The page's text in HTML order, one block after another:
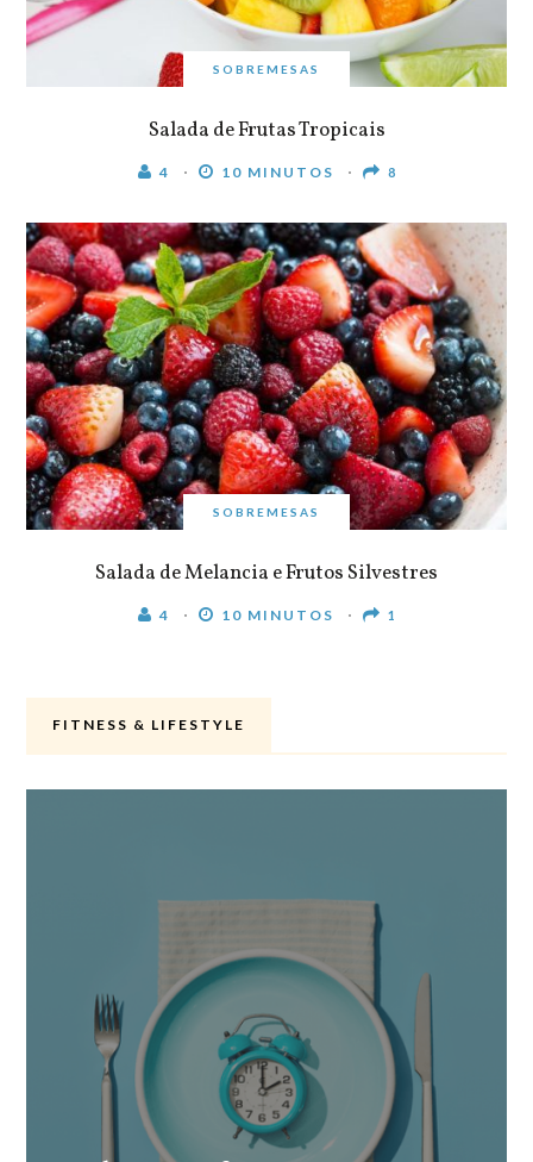
SOBREMESAS
Salada de Frutas Tropicais
4 10 MINUTOS 8
SOBREMESAS
Salada de Melancia e Frutos Silvestres
4 10 MINUTOS 1
FITNESS & LIFESTYLE